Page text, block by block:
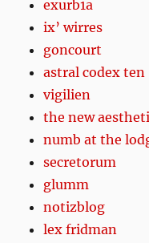
exurb1a
ix’ wirres
goncourt
astral codex ten
vigilien
the new
numb at the
secretorum
glumm
notizblog
lex fridman